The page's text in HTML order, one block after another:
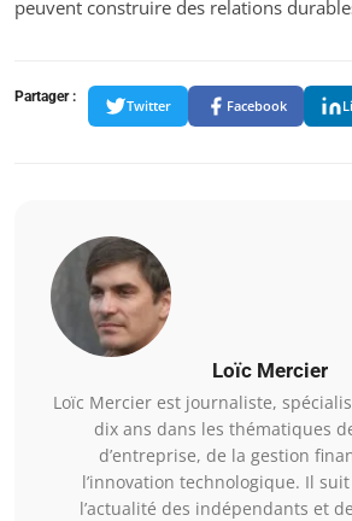
peuvent construire des relations
Partager :
Twitter Facebook
Loïc Mercier
Loïc Mercier est journaliste,
dix ans dans les thématiques
d’entreprise, de la gestion
l’innovation technologique. Il
l’actualité des indépendants et